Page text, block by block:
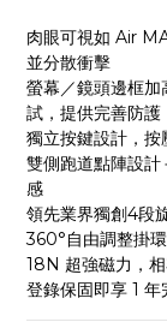
肉眼可視如 Air
並分散衝擊
螢幕／鏡頭邊框加
試，提供完善防護
獨立按鍵設計，
雙側跑道點陣設
感
領先業界獨創4段
360°自由調整掛
18N 超強磁力，
登錄保固即享 1